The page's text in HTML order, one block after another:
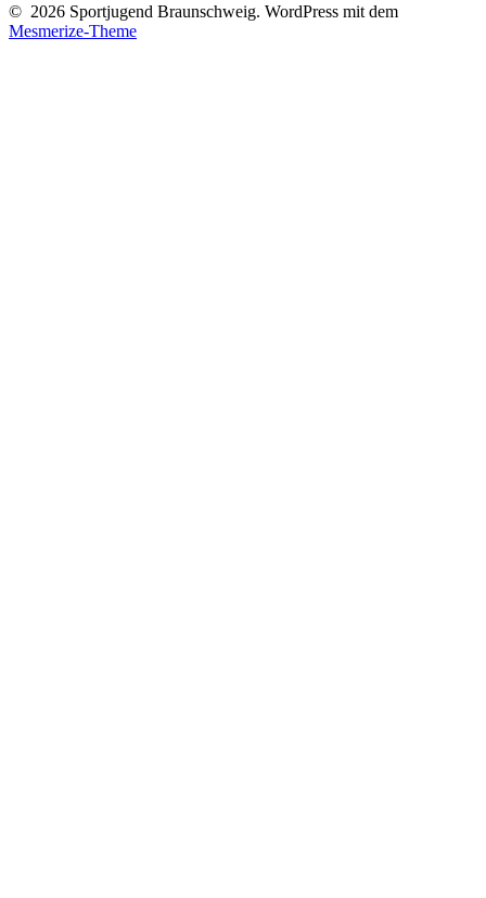
© 2026 Sportjugend Braunschweig. WordPress mit dem
Mesmerize-Theme